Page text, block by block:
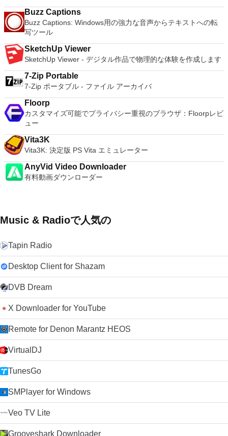
Buzz Captions
Buzz Captions: Windows用の強力な音声からテキストへの転
写ツール
SketchUp Viewer
SketchUp Viewer - デジタル作品で物理的な体験を作成します
7-Zip Portable
7-Zip ポータブル - ファイル アーカイバ
Floorp
カスタマイズ可能でプライバシー重視のブラウザ：Floorpレビ
ュー
Vita3K
Vita3K: 決定版 PS Vita エミュレーター
AnyVid Video Downloader
有料動画ダウンローダー
Music & Radioで人気の
Tapin Radio
Desktop Client for Shazam
DVB Dream
X Downloader for YouTube
Remote for Denon Marantz HEOS
VirtualDJ
TunesGo
SMPlayer for Windows
Veo TV Lite
Grooveshark Downloader